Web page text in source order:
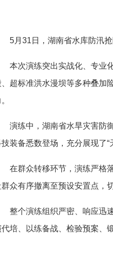
月31日，湖南省水库防汛抢
次演练突出实战化、专业化
、超标准洪水漫坝等多种叠加
练中，湖南省水旱灾害防御
装备悉数登场，充分展现了“
群众转移环节，演练严格落
众有序撤离至预设安置点，
个演练组织严密、响应迅速
培、以练备战、检验预案、